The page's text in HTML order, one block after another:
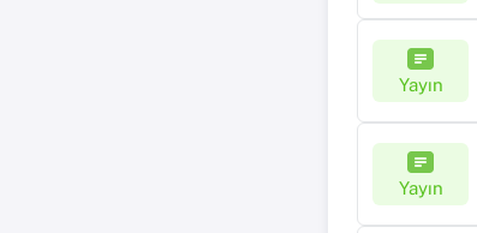
Yayın
Yayın